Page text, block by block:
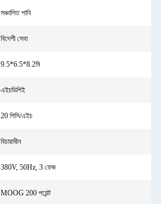
সঞ্চালিত পানি
বিদেশী সেবা
9.5*6.5*8.2মি
এইচডিপিই
20 পিসি/এইচ
বিচারাধীন
380V, 50Hz, 3 ফেজ
MOOG 200 পয়েন্ট